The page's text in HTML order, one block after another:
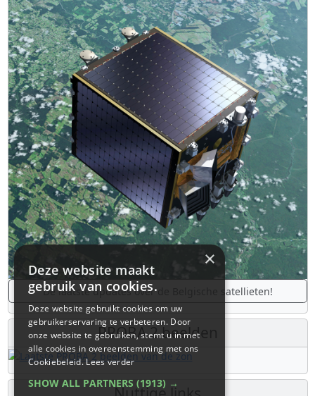
De laatste updates over de Belgische satellieten!
PROBA 2 beelden
×
Deze website maakt
gebruik van cookies.
Deze website gebruikt cookies om uw
gebruikerservaring te verbeteren. Door
onze website te gebruiken, stemt u in met
alle cookies in overeenstemming met ons
Cookiebeleid.Lees verder
SHOW ALL PARTNERS (1913) →